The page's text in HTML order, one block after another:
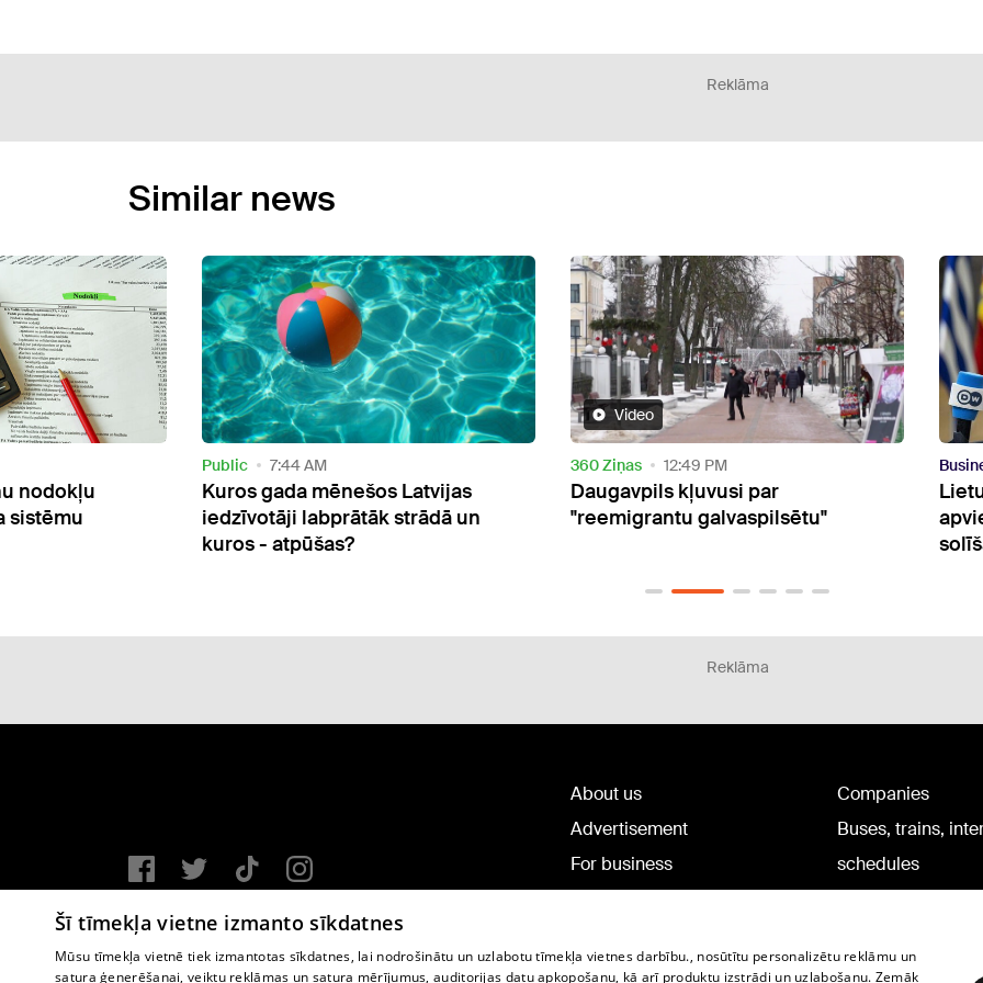
Reklāma
Similar news
Latvijas
strādā un
Video
360 Ziņas 12:49 PM
Daugavpils kļuvusi par
"reemigrantu galvaspilsētu"
Business 11:06 AM
Lietuvas prezidents apsver iespēju
apvienot Baltijas valstu elektrības
Reklāma
Vortal assistance service: e-mail -
Copyright © 2004-2026 SIA HELIO MEDIA.
All rights reserved.
About us
Advertisement
For business
Cookie settings
Companies
Buses, trains,
schedules
Šī tīmekļa vietne izmanto sīkdatnes
Mūsu tīmekļa vietnē tiek izmantotas sīkdatnes, lai nodrošinātu un uzlabotu tīmekļa vietnes darbību., nosūtītu personalizētu reklāmu un
satura ģenerēšanai, veiktu reklāmas un satura mērījumus, auditorijas datu apkopošanu, kā arī produktu izstrādi un uzlabošanu. Zemāk